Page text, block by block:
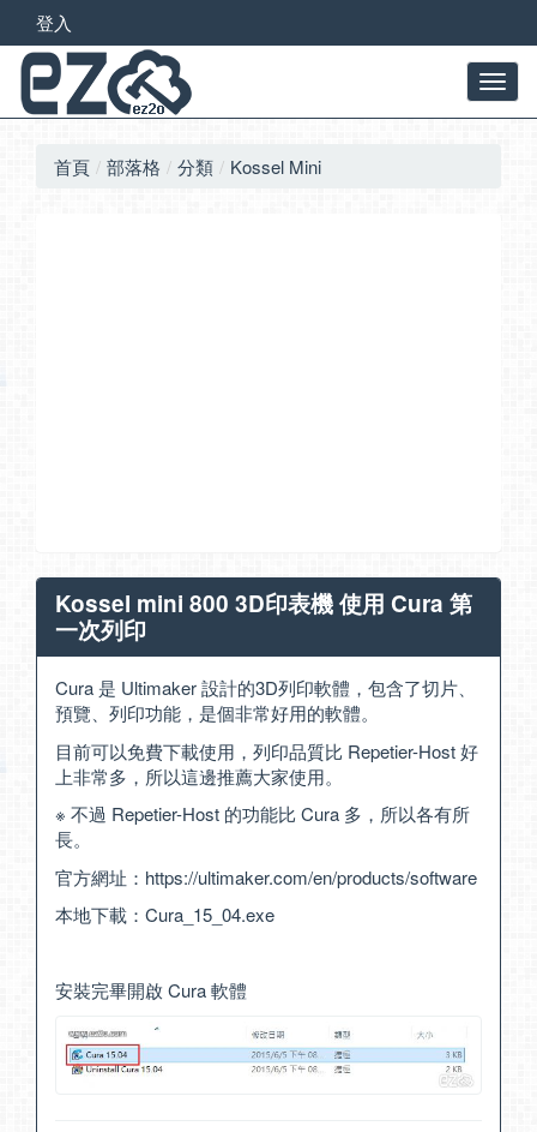
登入
首頁 部落格 分類 Kossel Mini
Kossel mini 800 3D印表機 使用 Cura 第
一次列印
Cura 是 Ultimaker 設計的3D列印軟體，包含了切片、
預覽、列印功能，是個非常好用的軟體。
目前可以免費下載使用，列印品質比 Repetier-Host 好
上非常多，所以這邊推薦大家使用。
※ 不過 Repetier-Host 的功能比 Cura 多，所以各有所
長。
官方網址： https://ultimaker.com/en/products/software
本地下載： Cura_15_04.exe
安裝完畢開啟 Cura 軟體